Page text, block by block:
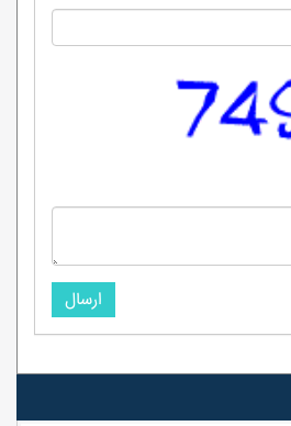
ارسال